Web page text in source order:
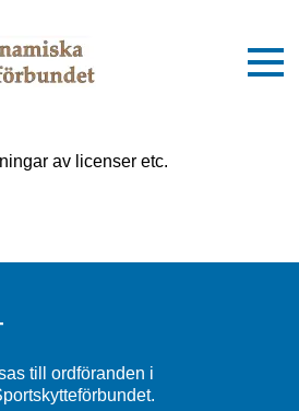
om inbetalningar
av licenser etc.
till ordföranden i